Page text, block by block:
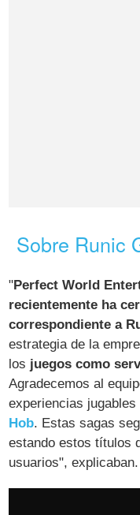
Sobre Runic
"Perfect World
recientemente ha
correspondiente a
estrategia de la
los juegos como
Agradecemos al
experiencias
Hob. Estas sagas
estando estos títulos
usuarios", explicaban.